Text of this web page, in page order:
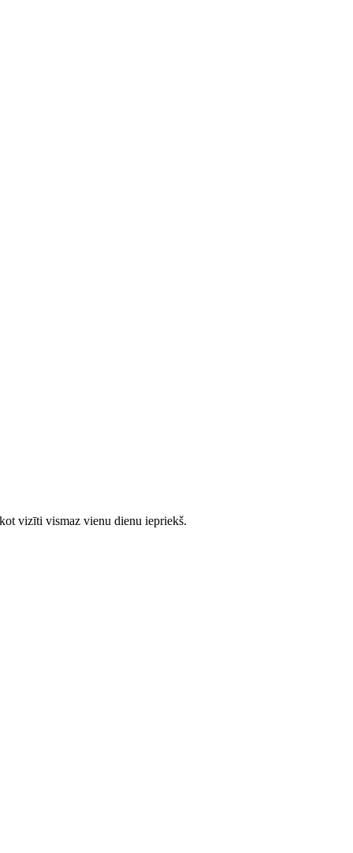
vizīti vismaz vienu dienu iepriekš.